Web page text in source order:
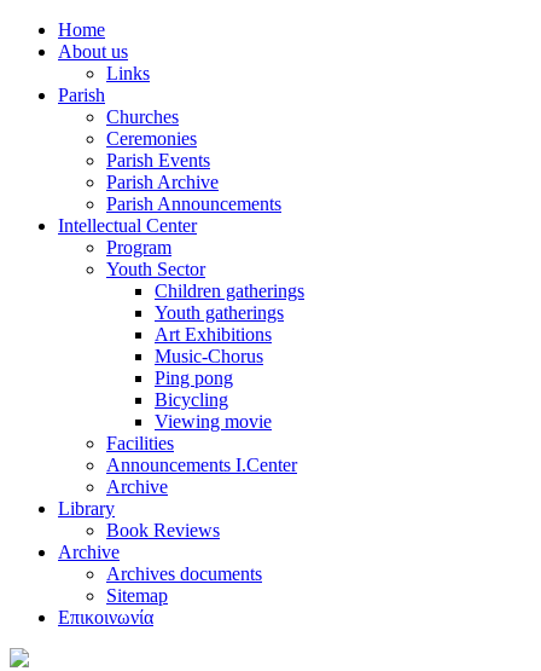
Home
About us
Links
Parish
Churches
Ceremonies
Parish Events
Parish Archive
Parish Announcements
Intellectual Center
Program
Youth Sector
Children gatherings
Youth gatherings
Art Exhibitions
Music-Chorus
Ping pong
Bicycling
Viewing movie
Facilities
Announcements I.Center
Archive
Library
Book Reviews
Archive
Archives documents
Sitemap
Επικοινωνία